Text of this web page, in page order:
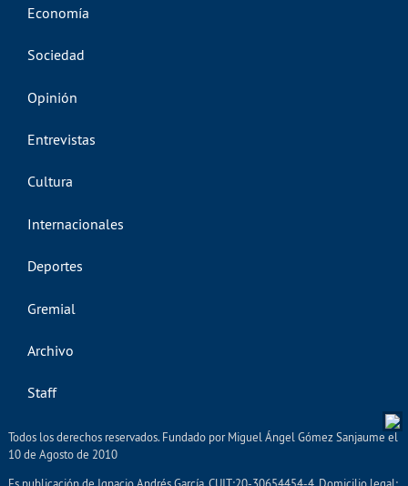
Economía
Sociedad
Opinión
Entrevistas
Cultura
Internacionales
Deportes
Gremial
Archivo
Staff
Todos los derechos reservados. Fundado por Miguel Ángel Gómez Sanjaume el
10 de Agosto de 2010